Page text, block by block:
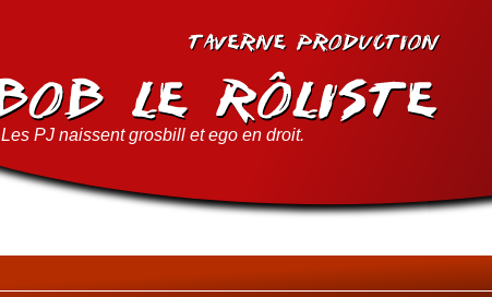
Les PJ naissent grosbill et ego en droit.